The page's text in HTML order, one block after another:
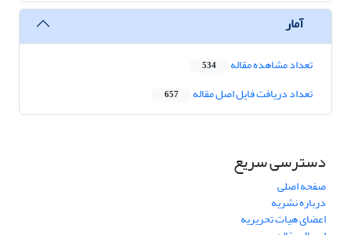
آمار
تعداد مشاهده مقاله 534
تعداد دریافت فایل اصل مقاله 657
دسترسی سریع
صفحه اصلی
درباره نشریه
اعضای هیات تحریریه